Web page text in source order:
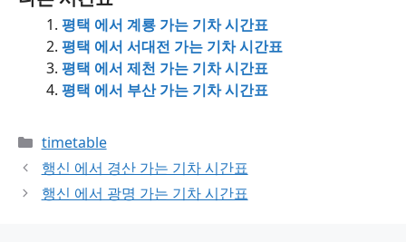
평택 에서 계룡 가는 기차 시간표
평택 에서 서대전 가는 기차 시간표
평택 에서 제천 가는 기차 시간표
평택 에서 부산 가는 기차 시간표
Categories
timetable
행신 에서 경산 가는 기차 시간표
행신 에서 광명 가는 기차 시간표